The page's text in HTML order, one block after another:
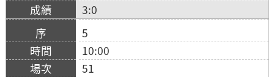
3:0
5
10:00
51